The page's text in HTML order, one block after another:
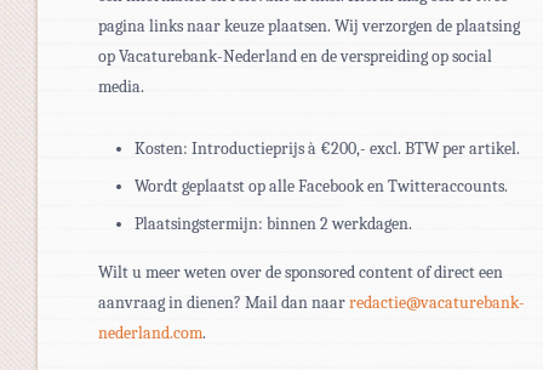
pagina links naar keuze plaatsen. Wij verzorgen de plaatsing
op Vacaturebank-Nederland en de verspreiding op social
media.
Kosten: Introductieprijs à €200,- excl. BTW per artikel.
Wordt geplaatst op alle Facebook en Twitteraccounts.
Plaatsingstermijn: binnen 2 werkdagen.
Wilt u meer weten over de sponsored content of direct een
aanvraag in dienen? Mail dan naarredactie@vacaturebank-
nederland.com.